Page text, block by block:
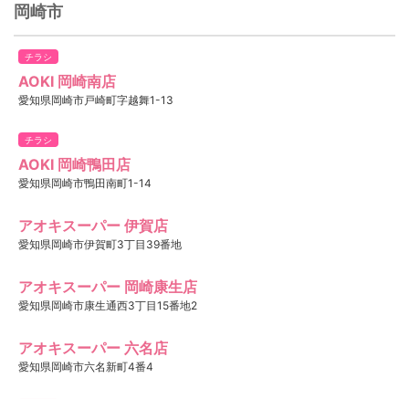
岡崎市
チラシ
AOKI 岡崎南店
愛知県岡崎市戸崎町字越舞1-13
チラシ
AOKI 岡崎鴨田店
愛知県岡崎市鴨田南町1-14
アオキスーパー 伊賀店
愛知県岡崎市伊賀町3丁目39番地
アオキスーパー 岡崎康生店
愛知県岡崎市康生通西3丁目15番地2
アオキスーパー 六名店
愛知県岡崎市六名新町4番4